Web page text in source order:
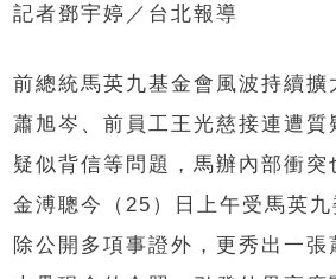
記者鄧宇婷／台北報導
前總統馬英九基金會風波持續擴
蕭旭岑、前員工王光慈接連遭質
疑似背信等問題，馬辦內部衝突
金溥聰今（25）日上午受馬英九
除公開多項事證外，更秀出一張